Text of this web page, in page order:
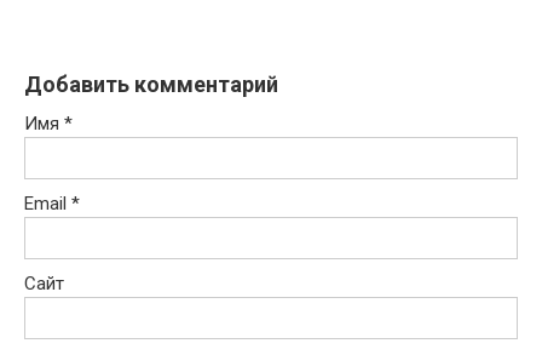
Добавить комментарий
Имя *
Email *
Сайт